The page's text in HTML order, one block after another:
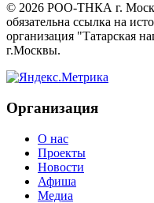
© 2026 РОО-ТНКА г.
обязательна ссылка на
организация "Татарская
г.Москвы.
Организация
О нас
Проекты
Новости
Афиша
Медиа